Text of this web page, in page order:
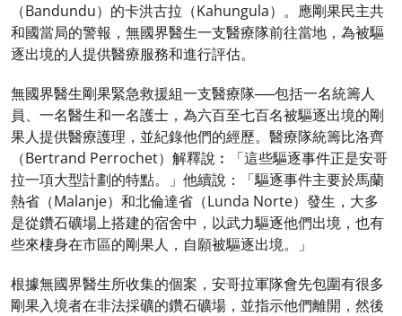
（Bandundu）的卡洪古拉（Kahungula）。應剛果民主共
和國當局的警報，無國界醫生一支醫療隊前往當地，為被驅
逐出境的人提供醫療服務和進行評估。
無國界醫生剛果緊急救援組一支醫療隊──包括一名統籌人
員、一名醫生和一名護士，為六百至七百名被驅逐出境的剛
果人提供醫療護理，並紀錄他們的經歷。醫療隊統籌比洛齊
（Bertrand Perrochet）解釋說︰「這些驅逐事件正是安哥
拉一項大型計劃的特點。」他續說：「驅逐事件主要於馬蘭
熱省（Malanje）和北倫達省（Lunda Norte）發生，大多
是從鑽石礦場上搭建的宿舍中，以武力驅逐他們出境，也有
些來棲身在市區的剛果人，自願被驅逐出境。」
根據無國界醫生所收集的個案，安哥拉軍隊會先包圍有很多
剛果入境者在非法採礦的鑽石礦場，並指示他們離開，然後